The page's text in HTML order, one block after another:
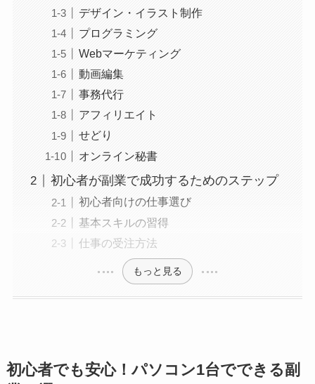
デザイン・イラスト制作
プログラミング
Webマーケティング
動画編集
事務代行
アフィリエイト
せどり
オンライン秘書
初心者が副業で成功するためのステップ
初心者向けの仕事選び
基本スキルの習得
仕事の受注方法
もっと見る
初心者でも安心！パソコン1台でできる副